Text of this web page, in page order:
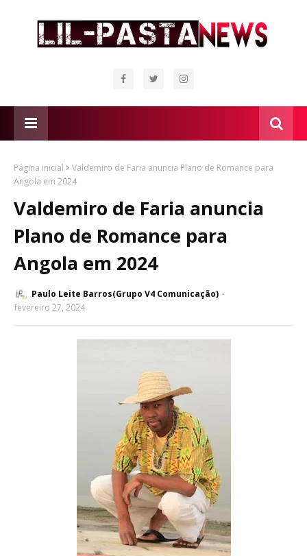
Página inicial
Valdemiro de Faria anuncia Plano de Romance para
Angola em 2024
Valdemiro de Faria anuncia
Plano de Romance para
Angola em 2024
Paulo Leite Barros(Grupo V4 Comunicação)
fevereiro 27, 2024